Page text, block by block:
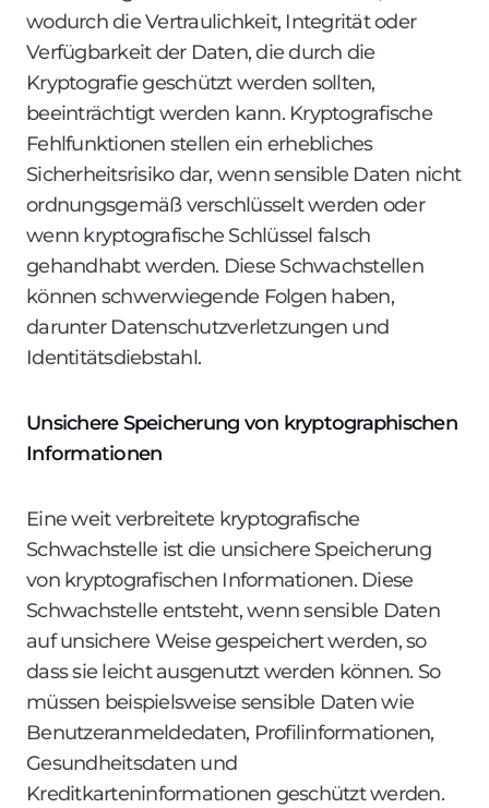
wodurch die Vertraulichkeit, Integrität oder
Verfügbarkeit der Daten, die durch die
Kryptografie geschützt werden sollten,
beeinträchtigt werden kann. Kryptografische
Fehlfunktionen stellen ein erhebliches
Sicherheitsrisiko dar, wenn sensible Daten nicht
ordnungsgemäß verschlüsselt werden oder
wenn kryptografische Schlüssel falsch
gehandhabt werden. Diese Schwachstellen
können schwerwiegende Folgen haben,
darunter Datenschutzverletzungen und
Identitätsdiebstahl.
Unsichere Speicherung von kryptographischen
Informationen
Eine weit verbreitete kryptografische
Schwachstelle ist die unsichere Speicherung
von kryptografischen Informationen. Diese
Schwachstelle entsteht, wenn sensible Daten
auf unsichere Weise gespeichert werden, so
dass sie leicht ausgenutzt werden können. So
müssen beispielsweise sensible Daten wie
Benutzeranmeldedaten, Profilinformationen,
Gesundheitsdaten und
Kreditkarteninformationen geschützt werden.